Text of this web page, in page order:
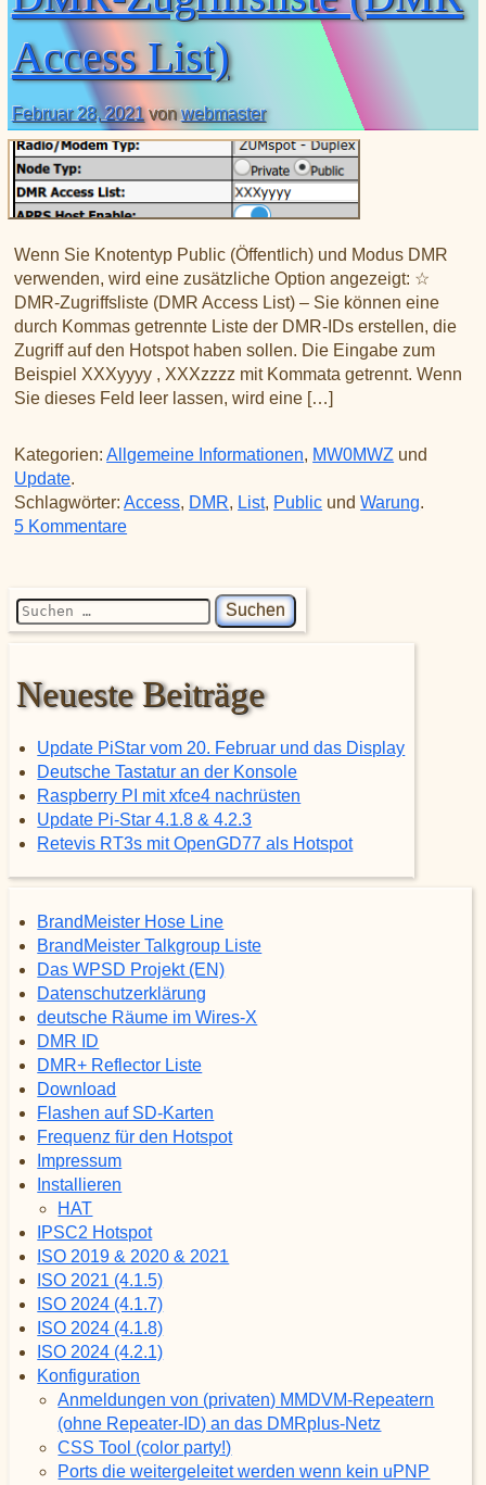
Liste aller Rubiken im DAPNET
BrandMeister Hose Line
CSS Tool (color party!)
DMR ID
YSFReflectors
Xreflector
IPSC2 Hotspot
deutsche Räume im Wires-X
XLX031
Download
Access List)
Februar 28, 2021 vonwebmaster
Wenn Sie Knotentyp Public (Öffentlich) und Modus DMR
verwenden, wird eine zusätzliche Option angezeigt: ☆
DMR-Zugriffsliste (DMR Access List) – Sie können eine
durch Kommas getrennte Liste der DMR-IDs erstellen, die
Zugriff auf den Hotspot haben sollen. Die Eingabe zum
Beispiel XXXyyyy , XXXzzzz mit Kommata getrennt. Wenn
Sie dieses Feld leer lassen, wird eine […]
Kategorien: Allgemeine Informationen, MW0MWZ und
Update.
Schlagwörter: Access, DMR, List, Public undWarung.
5 Kommentarezu DMR-Zugriffsliste (DMR Access List)
Suchen nach:
Neueste Beiträge
Update PiStar vom 20. Februar und das Display
Deutsche Tastatur an der Konsole
Raspberry PI mit xfce4 nachrüsten
Update Pi-Star 4.1.8 & 4.2.3
Retevis RT3s mit OpenGD77 als Hotspot
BrandMeister Hose Line
BrandMeister Talkgroup Liste
Das WPSD Projekt (EN)
Datenschutzerklärung
deutsche Räume im Wires-X
DMR ID
DMR+ Reflector Liste
Download
Flashen auf SD-Karten
Frequenz für den Hotspot
Impressum
Installieren
HAT
IPSC2 Hotspot
ISO 2019 & 2020 & 2021
ISO 2021 (4.1.5)
ISO 2024 (4.1.7)
ISO 2024 (4.1.8)
ISO 2024 (4.2.1)
Konfiguration
Anmeldungen von (privaten) MMDVM-Repeatern
(ohne Repeater-ID) an das DMRplus-Netz
CSS Tool (color party!)
Ports die weitergeleitet werden wenn kein uPNP